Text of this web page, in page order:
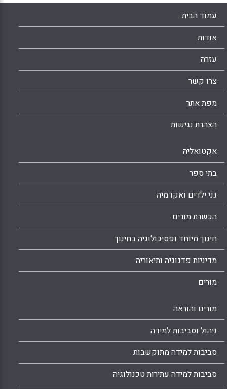
עמוד הבית
אודות
עזרה
צרו קשר
מפת אתר
הצהרת נגישות
אקטואליה
בתי ספר
גני ילדים ואקדמיה
הכשרת מורים
חינוך מיוחד ופסיכולוגיה בחינוך
מדיניות פדגוגיה ותיאוריה
מורים
מורים והוראה
ניהול וסביבות למידה
סביבות למידה מתוקשבות
סביבות למידה עתירות טכנולוגיה